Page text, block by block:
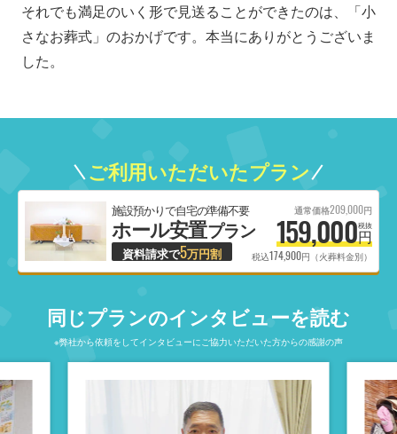
それでも満足のいく形で見送ることができたのは、「小
さなお葬式」のおかげです。本当にありがとうございま
した。
ご利用いただいたプラン
施設預かりで自宅の準備不要
ホール安置プラン
資料請求で5万円割
通常価格209,000円
159,000円
税抜
税込174,900円（火葬料金別）
同じプランのインタビューを読む
※弊社から依頼をしてインタビューにご協力いただいた方からの感謝の声